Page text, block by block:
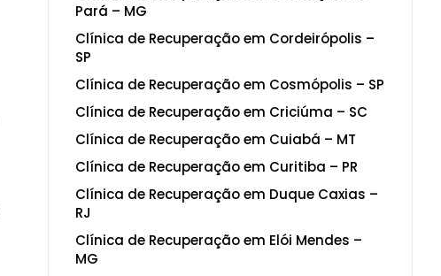
Pará – MG
Clínica de Recuperação em Cordeirópolis –
SP
Clínica de Recuperação em Cosmópolis – SP
Clínica de Recuperação em Criciúma – SC
Clínica de Recuperação em Cuiabá – MT
Clínica de Recuperação em Curitiba – PR
Clínica de Recuperação em Duque Caxias –
RJ
Clínica de Recuperação em Elói Mendes –
MG